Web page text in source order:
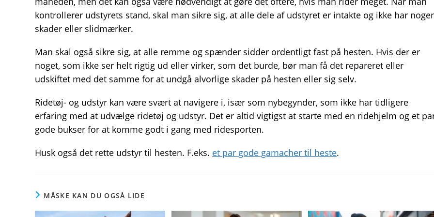
kontrollerer udstyrets stand, skal man sikre sig, at alle dele af udstyret er intakte og ikke har
skader eller slidmærker.
Man skal også sikre sig, at alle remme og spænder sidder ordentligt fast på hesten. Hvis der er
noget, som ikke ser helt rigtig ud eller virker, som det burde, bør man få det repareret eller
udskiftet med det samme for at undgå alvorlige skader på hesten eller sig selv.
Ridetøj- og udstyr kan være svært at navigere i, især som nybegynder, som ikke har tidligere
erfaring med at udvælge ridetøj og udstyr. Det er altid vigtigst at starte med en ridehjelm og et
gode bukser for at komme godt i gang med ridesporten.
Husk også det rette udstyr til hesten. F.eks. et par gode gamacher til heste.
MÅSKE KAN DU OGSÅ LIDE